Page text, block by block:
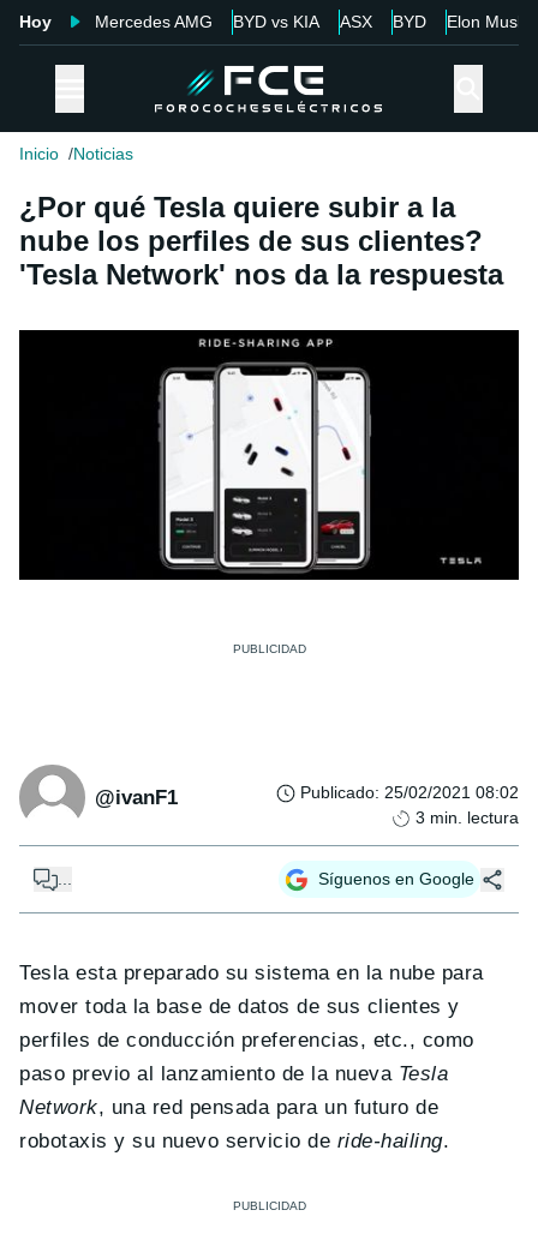
Hoy Mercedes AMG BYD vs KIA ASX BYD Elon Musk
Inicio Noticias
¿Por qué Tesla quiere subir a la
nube los perfiles de sus clientes?
'Tesla Network' nos da la respuesta
@ivanF1 Publicado: 25/02/2021 08:02
3 min. lectura
... Síguenos en Google
Tesla esta preparado su sistema en la nube para
mover toda la base de datos de sus clientes y
perfiles de conducción preferencias, etc., como
paso previo al lanzamiento de la nueva Tesla
Network, una red pensada para un futuro de
robotaxis y su nuevo servicio de ride-hailing.